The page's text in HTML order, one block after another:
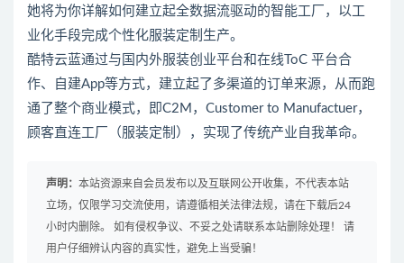
她将为你详解如何建立起全数据流驱动的智能工厂，以工
业化手段完成个性化服装定制生产。
酷特云蓝通过与国内外服装创业平台和在线ToC 平台合
作、自建App等方式，建立起了多渠道的订单来源，从而跑
通了整个商业模式，即C2M，Customer to Manufactuer，
顾客直连工厂（服装定制），实现了传统产业自我革命。
声明： 本站资源来自会员发布以及互联网公开收集，不代表本站
立场，仅限学习交流使用，请遵循相关法律法规，请在下载后24
小时内删除。 如有侵权争议、不妥之处请联系本站删除处理！ 请
用户仔细辨认内容的真实性，避免上当受骗！